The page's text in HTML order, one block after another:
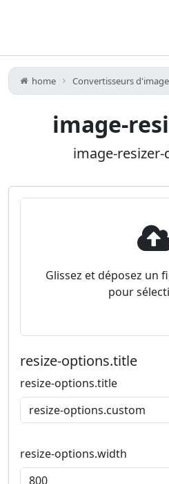
home Convertisseurs
image-
image-
Glissez et déposez un
pour
resize-options.title
resize-options.title
resize-options.width